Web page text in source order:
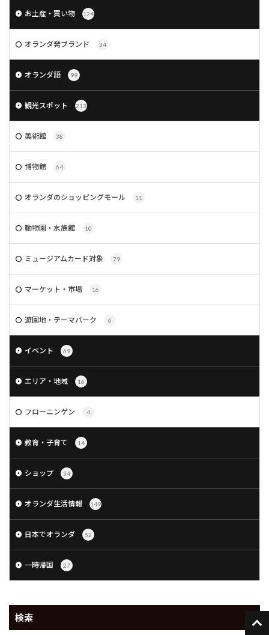
お土産・買い物 124
オランダ発ブランド 34
オランダ語 99
観光スポット 213
美術館 38
博物館 64
オランダのショッピングモール 11
動物園・水族館 10
ミュージアムカード対象 79
マーケット・市場 16
遊園地・テーマパーク 6
イベント 69
エリア・地域 16
フローニンゲン 4
教育・子育て 14
ショップ 34
オランダ生活情報 149
日本でオランダ 52
一時帰国 27
検索